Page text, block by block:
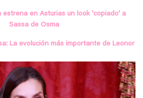
estrena en Asturias un look 'copiado' a
Sassa de Osma
La evolución más importante de Leonor